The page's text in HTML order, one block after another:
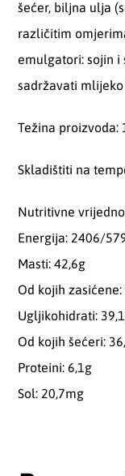
šećer, biljna ulja
različitim
emulgatori: sojin i
sadržavati
Težina proizvoda:
Skladištiti na
Nutritivne
Energija: 2406/
Masti: 42,6g
Od kojih zasićene:
Ugljikohidrati:
Od kojih šećeri:
Proteini: 6,1g
Sol: 20,7mg